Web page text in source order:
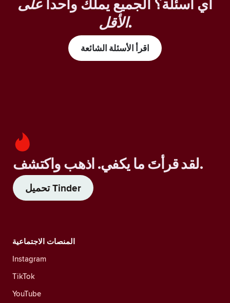
أي أسئلة؟ الجميع يملك واحداً على
الأقل.
اقرأ الأسئلة الشائعة
لقد قرأتَ ما يكفي. اذهب واكتشف.
تحميل Tinder
المنصات الاجتماعية
Instagram
TikTok
YouTube